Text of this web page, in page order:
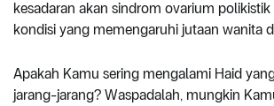
kesadaran akan sindrom ovarium polikistik
kondisi yang memengaruhi jutaan wanita
Apakah Kamu sering mengalami Haid
jarang-jarang? Waspadalah, mungkin